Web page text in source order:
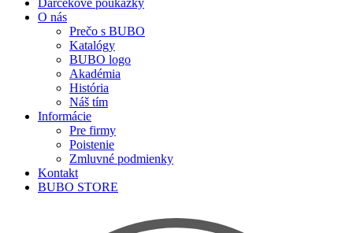
Darčekové poukážky
O nás
Prečo s BUBO
Katalógy
BUBO logo
Akadémia
História
Náš tím
Informácie
Pre firmy
Poistenie
Zmluvné podmienky
Kontakt
BUBO STORE